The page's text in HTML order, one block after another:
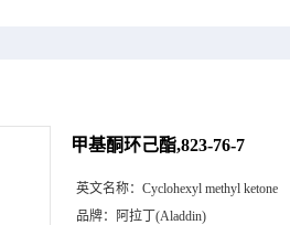
甲基酮环己酯,823-76-7
英文名称： Cyclohexyl methyl ketone
品牌： 阿拉丁(Aladdin)